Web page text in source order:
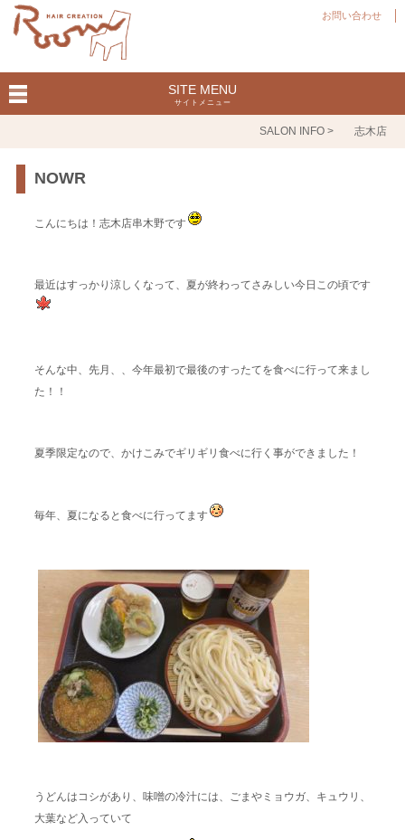
お問い合わせ
SITE MENU
サイトメニュー
SALON INFO > 志木店
NOWR
こんにちは！志木店串木野です
最近はすっかり涼しくなって、夏が終わってさみしい今日この頃です
そんな中、先月、、今年最初で最後のすったてを食べに行って来まし
た！！
夏季限定なので、かけこみでギリギリ食べに行く事ができました！
毎年、夏になると食べに行ってます
うどんはコシがあり、味噌の冷汁には、ごまやミョウガ、キュウリ、
大葉など入っていて